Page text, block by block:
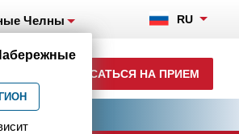
Челны RU
200 ЗАПИСАТЬСЯ НА ПРИЕМ